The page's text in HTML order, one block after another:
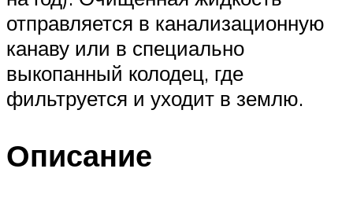
отправляется в канализационную
канаву или в специально
выкопанный колодец, где
фильтруется и уходит в землю.
Описание